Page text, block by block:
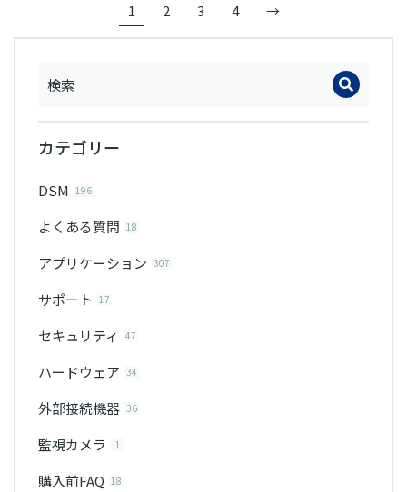
カテゴリー
DSM 196
よくある質問 18
アプリケーション 307
サポート 17
セキュリティ 47
ハードウェア 34
外部接続機器 36
監視カメラ 1
購入前FAQ 18
1 2 3 4 →